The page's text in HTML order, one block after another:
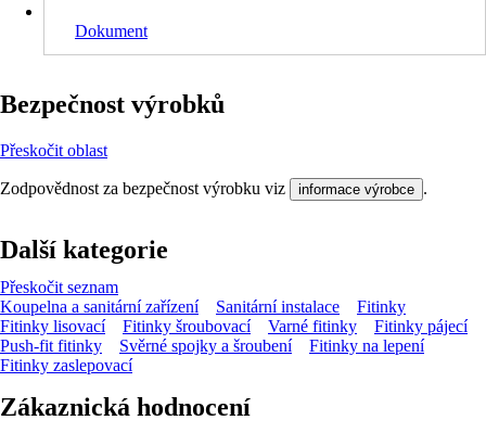
Dokument
Bezpečnost výrobků
Přeskočit oblast
Zodpovědnost za bezpečnost výrobku viz informace výrobce .
Další kategorie
Přeskočit seznam
Koupelna a sanitární zařízení
Sanitární instalace
Fitinky
Fitinky lisovací
Fitinky šroubovací Varné fitinky
Fitinky pájecí
Push-fit fitinky
Svěrné spojky a šroubení
Fitinky na lepení
Fitinky zaslepovací
Zákaznická hodnocení